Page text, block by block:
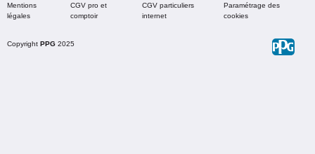
Mentions
légales
CGV pro et
comptoir
CGV particuliers
internet
Paramétrage des
cookies
Copyright PPG 2025